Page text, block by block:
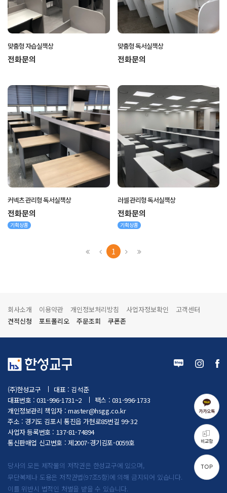
카카오톡
비교함
TOP
맞춤형 자습실책상
전화문의
맞춤형 독서실책상
전화문의
커넥츠 관리형 독서실책상
전화문의
기획상품
러셀 관리형 독서실책상
전화문의
기획상품
1
회사소개 이용약관 개인정보처리방침 사업자정보확인
고객센터
견적신청
포트폴리오 주문조회 쿠폰존
(주)한성교구
대표 : 김석준
대표번호 : 031-996-1731~2
팩스 : 031-996-1733
개인정보관리 책임자 : master@hsgg.co.kr
주소 : 경기도 김포시 통진읍 가현로85번길 99-32
사업자 등록번호 : 137-81-74894
통신판매업 신고번호 : 제2007-경기김포-0059호
당사의 모든 제작물의 저작권은 한성교구에 있으며,
무단복제나 도용은 저작권법(97조5항)에 의해 금지되어 있습니다.
이를 위반시 법적인 처벌을 받을 수 있습니다.